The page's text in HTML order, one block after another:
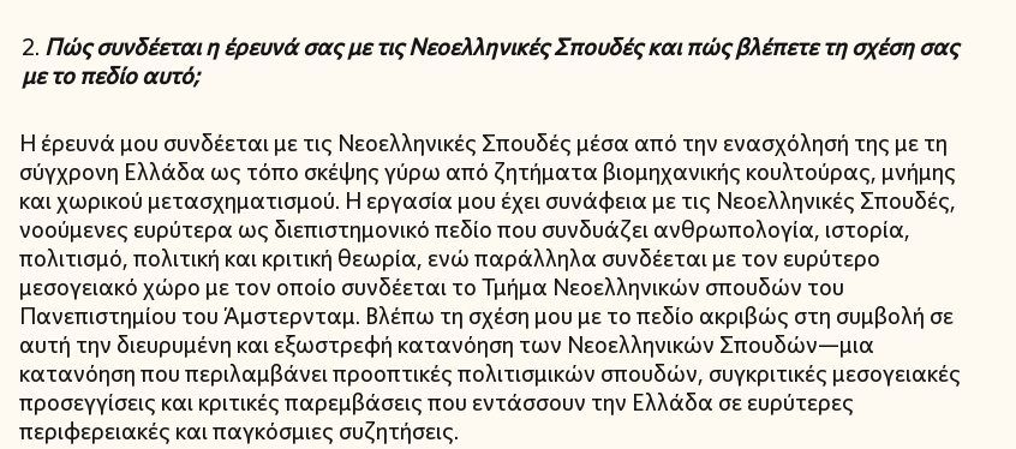
Πώς συνδέεται η έρευνά σας με τις Νεοελληνικές Σπουδές και πώς βλέπετε τη σχέση σας
με το πεδίο αυτό;
Η έρευνά μου συνδέεται με τις Νεοελληνικές Σπουδές μέσα από την ενασχόλησή της με τη
σύγχρονη Ελλάδα ως τόπο σκέψης γύρω από ζητήματα βιομηχανικής κουλτούρας, μνήμης
και χωρικού μετασχηματισμού. Η εργασία μου έχει συνάφεια με τις Νεοελληνικές Σπουδές,
νοούμενες ευρύτερα ως διεπιστημονικό πεδίο που συνδυάζει ανθρωπολογία, ιστορία,
πολιτισμό, πολιτική και κριτική θεωρία, ενώ παράλληλα συνδέεται με τον ευρύτερο
μεσογειακό χώρο με τον οποίο συνδέεται το Τμήμα Νεοελληνικών σπουδών του
Πανεπιστημίου του Άμστερνταμ. Βλέπω τη σχέση μου με το πεδίο ακριβώς στη συμβολή σε
αυτή την διευρυμένη και εξωστρεφή κατανόηση των Νεοελληνικών Σπουδών—μια
κατανόηση που περιλαμβάνει προοπτικές πολιτισμικών σπουδών, συγκριτικές μεσογειακές
προσεγγίσεις και κριτικές παρεμβάσεις που εντάσσουν την Ελλάδα σε ευρύτερες
περιφερειακές και παγκόσμιες συζητήσεις.